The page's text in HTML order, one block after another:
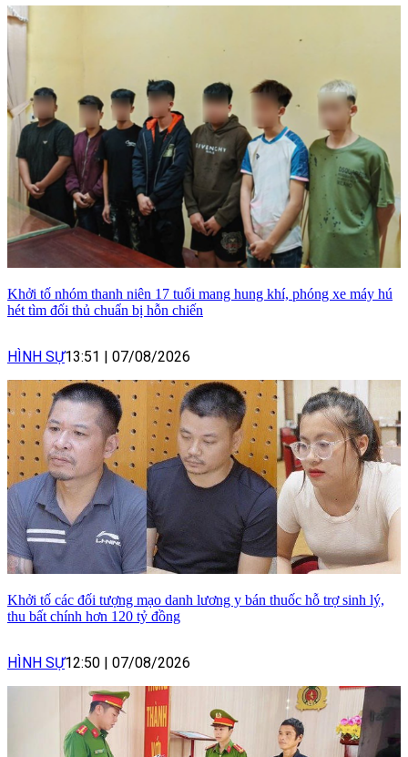
Khởi tố nhóm thanh niên 17 tuổi mang hung khí, phóng xe máy hú
hét tìm đối thủ chuẩn bị hỗn chiến
HÌNH SỰ13:51 07/08/2026
Khởi tố các đối tượng mạo danh lương y bán thuốc hỗ trợ sinh lý,
thu bất chính hơn 120 tỷ đồng
HÌNH SỰ12:50 | 07/08/2026